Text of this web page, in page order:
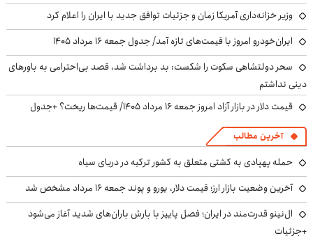
وزیر خزانه‌داری آمریکا زمان و جزئیات توافق جدید با ایران را اعلام کرد
ایران‌خودرو امروز با قیمت‌های تازه آمد/ جدول جمعه ۱۶ مرداد ۱۴۰۵
سحر دولتشاهی سکوت را شکست: بد برداشت شد، قصد بی‌احترامی به باورهای
دینی نداشتم
قیمت دلار در بازار آزاد امروز جمعه ۱۶ مرداد ۱۴۰۵/ قیمت‌ها ریخت؟ +جدول
آخرین مطالب
حمله پهپادی به کشتی متعلق به کشور ترکیه در دریای سیاه
آخرین وضعیت بازار ارز؛ قیمت دلار، یورو و پوند جمعه ۱۶ مرداد مشخص شد
ال‌نینو قدرت‌مند در ایران؛ فصل پاییز با بارش باران‌های شدید آغاز می‌شود
+جزئیات